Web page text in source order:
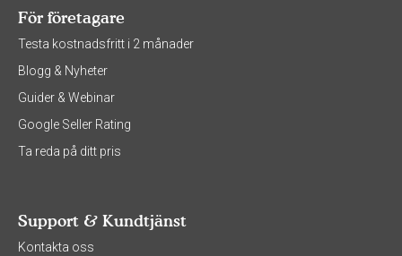
För företagare
Testa kostnadsfritt i 2 månader
Blogg & Nyheter
Guider & Webinar
Google Seller Rating
Ta reda på ditt pris
Support & Kundtjänst
Kontakta oss